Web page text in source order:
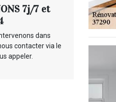
7j/7 et
dans
contacter via le
appeler.